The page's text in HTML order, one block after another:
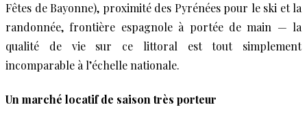
Fêtes de Bayonne), proximité des Pyrénées pour le ski et la
randonnée, frontière espagnole à portée de main — la
qualité de vie sur ce littoral est tout simplement
incomparable à l’échelle nationale.
Un marché locatif de saison très porteur